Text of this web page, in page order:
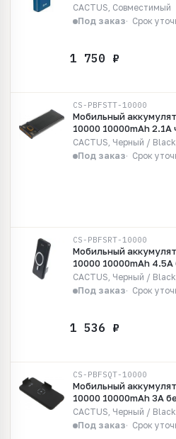
CACTUS, Совместимый
Под заказ
Срок
CS-PBFSTT-10000
Мобильный
10000 10000mAh 2.1A
CACTUS, Черный /
Под заказ
Срок
CS-PBFSRT-10000
Мобильный
10000 10000mAh
CACTUS, Черный /
Под заказ
Срок
CS-PBFSQT-10000
Мобильный
10000 10000mAh 3A
CACTUS, Черный /
Под заказ
Срок